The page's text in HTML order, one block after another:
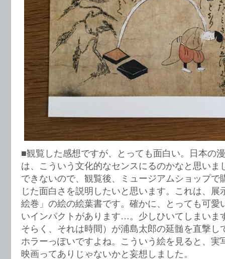
■観覧した感想ですが、とっても面白い。日本の
は、こういう文化的なセンスにるのかなと思いま
できないので、観覧後、ミュージアムショップで
じた面白さを説明したいと思います。これは、展
絵巻」の絵の絵葉書です。確かに、とっても可愛
いインパクトがあります…。少しひいてしまいま
そらく、それは時間）が浦島太郎の延髄を直撃し
ホラーっぽいですよね。こういう絵を見ると、実
映画ってありじゃないかと妄想しました。